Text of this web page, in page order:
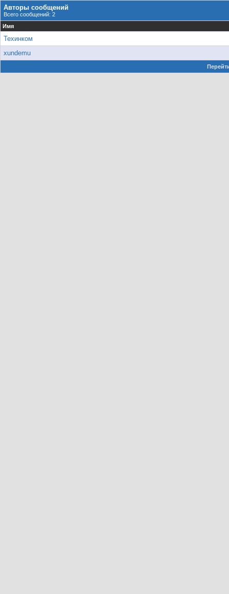
Авторы сообщений
Всего сообщений: 2
Имя
Техинком
xundemu